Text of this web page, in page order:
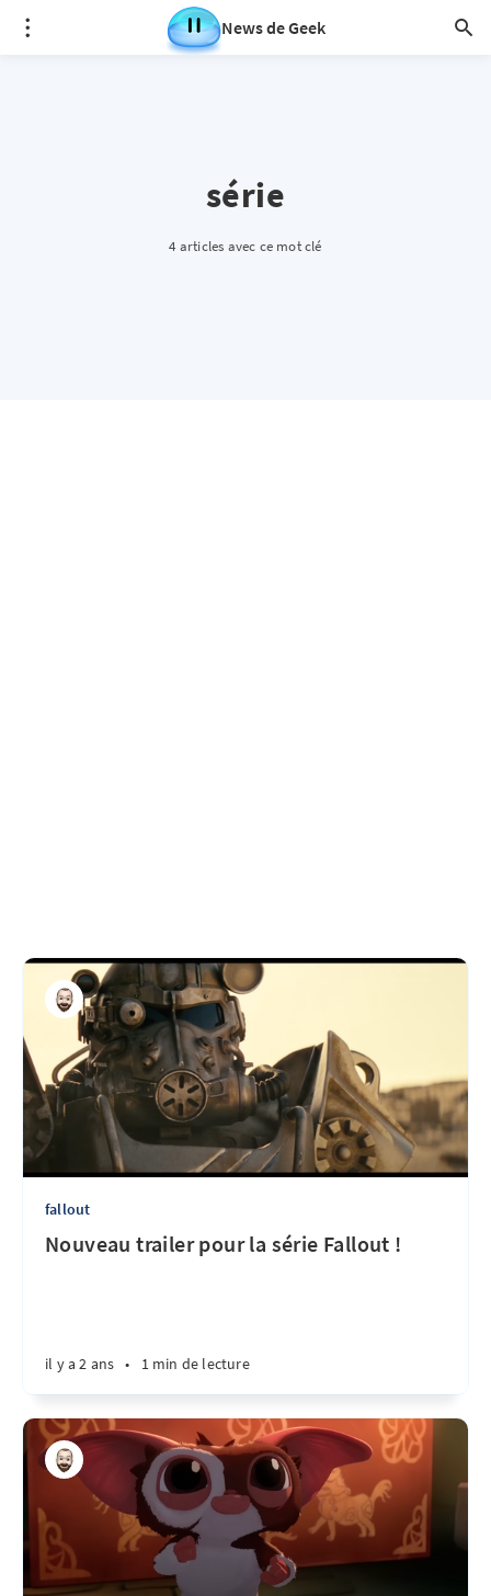
News de Geek
série
4 articles avec ce mot clé
fallout
Nouveau trailer pour la série Fallout !
il y a 2 ans • 1 min de lecture